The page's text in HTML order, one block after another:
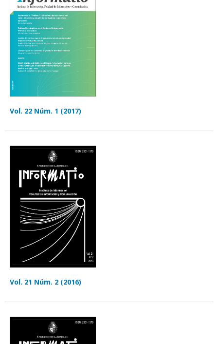
Vol. 22 Núm. 1 (2017)
Vol. 21 Núm. 2 (2016)